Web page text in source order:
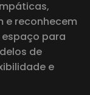
e reconhecem
para
de
e